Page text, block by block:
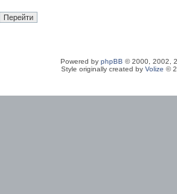
Powered by phpBB © 2000, 2002,
Style originally created by Volize ©